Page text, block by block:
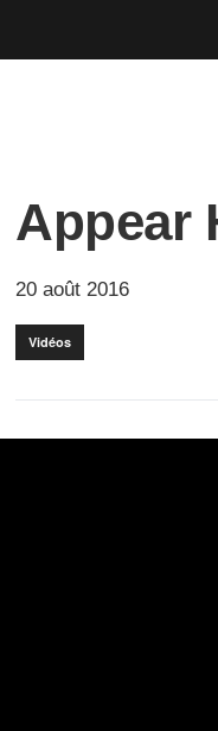
Appear
20 août 2016
Vidéos